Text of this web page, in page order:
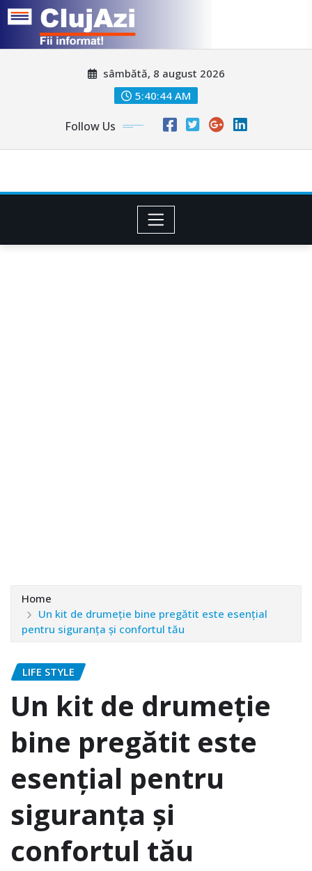
sâmbătă, 8 august 2026
5:40:46 AM
Follow Us
Home
Un kit de drumeție bine pregătit este esențial
pentru siguranța și confortul tău
LIFE STYLE
Un kit de drumeție
bine pregătit este
esențial pentru
siguranța și
confortul tău